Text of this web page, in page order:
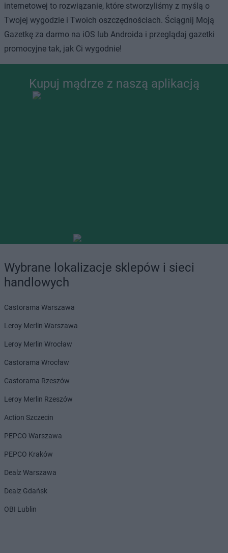
internetowej to rozwiązanie, które stworzyliśmy z myślą o
Twojej wygodzie i Twoich oszczędnościach. Ściągnij Moją
Gazetkę za darmo na iOS lub Androida i przeglądaj gazetki
promocyjne tak, jak Ci wygodnie!
Kupuj mądrze z naszą aplikacją
Wybrane lokalizacje sklepów i sieci
handlowych
Castorama Warszawa
Leroy Merlin Warszawa
Leroy Merlin Wrocław
Castorama Wrocław
Castorama Rzeszów
Leroy Merlin Rzeszów
Action Szczecin
PEPCO Warszawa
PEPCO Kraków
Dealz Warszawa
Dealz Gdańsk
OBI Lublin